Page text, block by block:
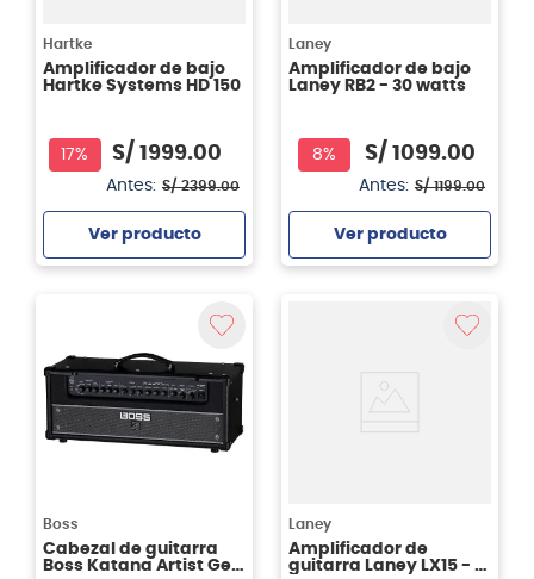
Hartke
Amplificador de bajo
Hartke Systems HD 150
17% S/ 1999.00
Antes: S/ 2399.00
Ver producto
Laney
Amplificador de bajo
Laney RB2 - 30 watts
8% S/ 1099.00
Antes: S/ 1199.00
Ver producto
Boss
Cabezal de guitarra
Boss Katana Artist Gen
Laney
Amplificador de
guitarra Laney LX15 - 15